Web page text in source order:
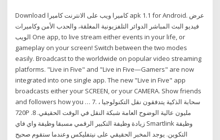
Download كاميرا ويب على الانترنت كاميرا apk 1.1 for Android. عرض
فيديو البث المباشر الدوائر التلفزيونية المغلقة، والحدب الأمن وكاميرات
الويب One app, to live stream either events in your life, or
gameplay on your screen! Switch between the two modes
easily. Broadcast to the worldwide on popular video streaming
platforms. "Live in Five" and "Live in Five—Gamers" are now
integrated into one single app. The new "Live in Five" app
broadcasts either your SCREEN, or your CAMERA. Show friends
and followers how you … 7. سحابة الذكية يتدفقون نقل التكنولوجيا ،
720P مليون عالية الوضوح العامة شبكة النقل في الوقت الحقيقي. 8.
زيادة وظيفة التكبير الرقمي مسبقا وظيفة واي فاي Smartlink وظيفة
التكوين. يوجد المخبر الحقيقي على نيتفليكس وعندما ستقوم صحيح